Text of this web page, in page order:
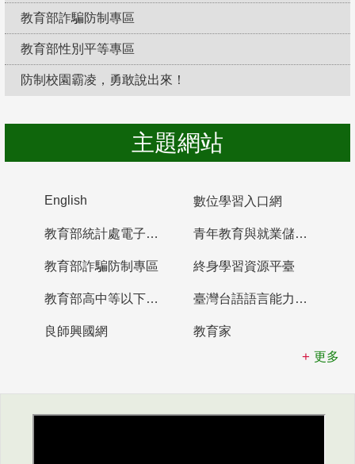
教育部詐騙防制專區
教育部性別平等專區
防制校園霸凌，勇敢說出來！
主題網站
English 數位學習入口網
教育部統計處電子書櫃 青年教育與就業儲蓄帳戶
教育部詐騙防制專區 終身學習資源平臺
教育部高中等以下學校及幼兒園教師資格檢定考試 臺灣台語語言能力認證網站
良師興國網
教育家
更多